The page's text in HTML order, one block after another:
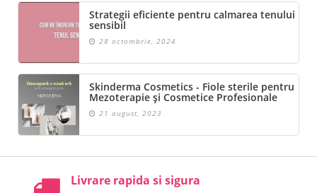
Strategii eficiente pentru calmarea tenului
sensibil
28 octombrie, 2024
Skinderma Cosmetics - Fiole sterile pentru
Mezoterapie și Cosmetice Profesionale
21 august, 2023
Livrare rapida si sigura